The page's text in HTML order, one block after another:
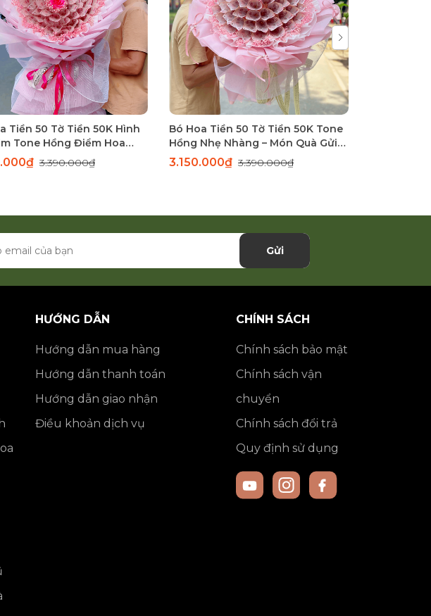
Tiền 50 Tờ Tiền 50K Hình
Tone Hồng Điểm Hoa
3.390.000₫
Bó Hoa Tiền 50 Tờ Tiền 50K Tone
Hồng Nhẹ Nhàng – Món Quà Gửi
Trao Yêu Thương
3.150.000₫ 3.390.000₫
Gửi
HƯỚNG DẪN
Hướng dẫn mua hàng
Hướng dẫn thanh toán
Hướng dẫn giao nhận
Điều khoản dịch vụ
CHÍNH SÁCH
Chính sách bảo mật
Chính sách vận
chuyển
Chính sách đổi trả
Quy định sử dụng